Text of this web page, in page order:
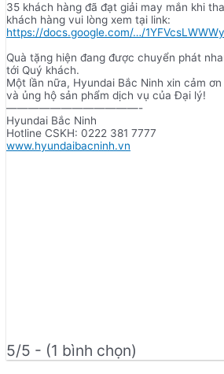
35 khách hàng đã đạt giải may mắn khi
khách hàng vui lòng xem tại link:
https://docs.google.com/…/
Quà tặng hiện đang được chuyển phát
tới Quý khách.
Một lần nữa, Hyundai Bắc Ninh xin cảm
và ủng hộ sản phẩm dịch vụ của Đại lý!
————————————-
Hyundai Bắc Ninh
Hotline CSKH: 0222 381 7777
www.hyundaibacninh.vn
5/5 - (1 bình chọn)